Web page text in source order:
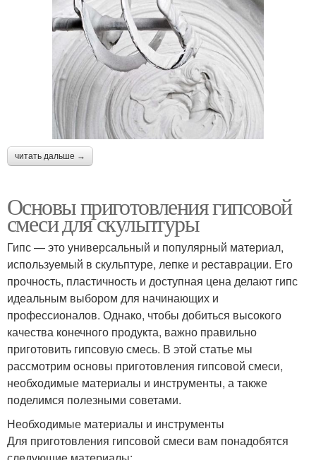
читать дальше →
Основы приготовления гипсовой
смеси для скульптуры
Гипс — это универсальный и популярный материал,
используемый в скульптуре, лепке и реставрации. Его
прочность, пластичность и доступная цена делают гипс
идеальным выбором для начинающих и
профессионалов. Однако, чтобы добиться высокого
качества конечного продукта, важно правильно
приготовить гипсовую смесь. В этой статье мы
рассмотрим основы приготовления гипсовой смеси,
необходимые материалы и инструменты, а также
поделимся полезными советами.
Необходимые материалы и инструменты
Для приготовления гипсовой смеси вам понадобятся